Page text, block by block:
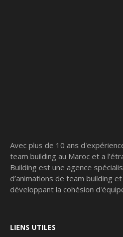
Avec plus de 10 ans
team building au Maroc et a
Building est une agence
d’animations de team building
développant la cohésion
LIENS UTILES